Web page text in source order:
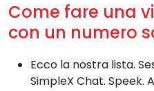
Come fare una
con un numero
Ecco la nostra lista.
SimpleX Chat. Speek.